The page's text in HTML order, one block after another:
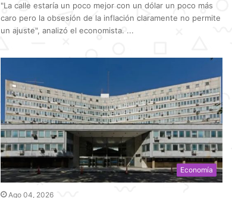
"La calle estaría un poco mejor con un dólar un poco más
caro pero la obsesión de la inflación claramente no permite
un ajuste", analizó el economista. ...
Economía
Ago 04, 2026